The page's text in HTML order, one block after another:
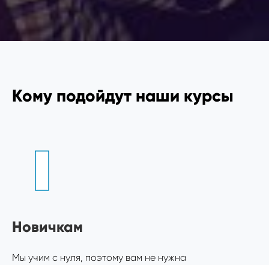
Кому подойдут наши курсы
Новичкам
Мы учим с нуля, поэтому вам не нужна